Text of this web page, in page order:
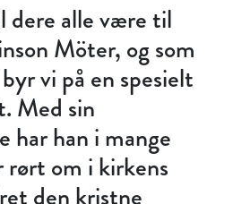
dere alle være til
Möter, og som
vi på en spesielt
Med sin
har han i mange
rørt om i kirkens
den kristne